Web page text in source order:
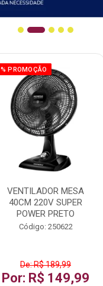
% PROMOÇÃO
VENTILADOR MESA
40CM 220V SUPER
POWER PRETO
Código: 250622
De: R$ 189,99
Por: R$ 149,99